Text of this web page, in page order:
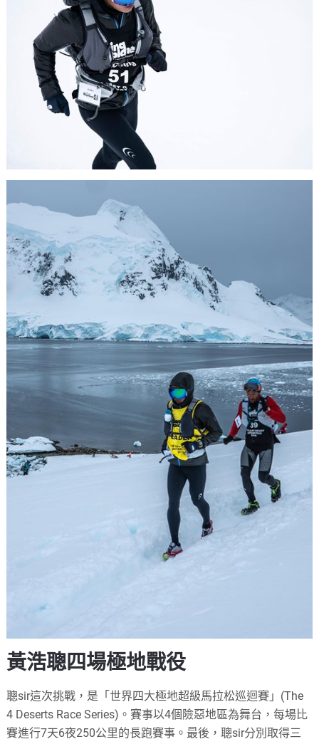
黃浩聰四場極地戰役
聰sir這次挑戰，是「世界四大極地超級馬拉松巡迴賽」(The
4 Deserts Race Series)。賽事以4個險惡地區為舞台，每場比
賽進行7天6夜250公里的長跑賽事。最後，聰sir分別取得三